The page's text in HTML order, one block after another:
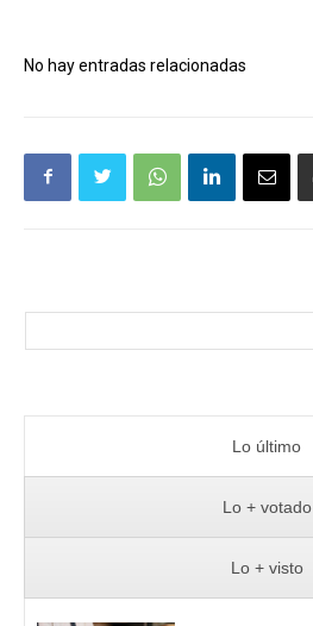
No hay entradas relacionadas
Lo último
Lo + votado
Lo + visto